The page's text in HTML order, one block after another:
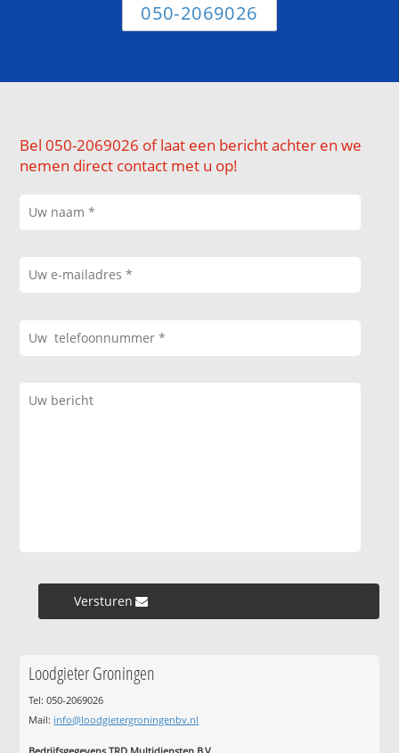
050-2069026
Bel 050-2069026 of laat een bericht achter en we
nemen direct contact met u op!
Versturen »
Loodgieter Groningen
Tel: 050-2069026
Mail: info@loodgietergroningenbv.nl